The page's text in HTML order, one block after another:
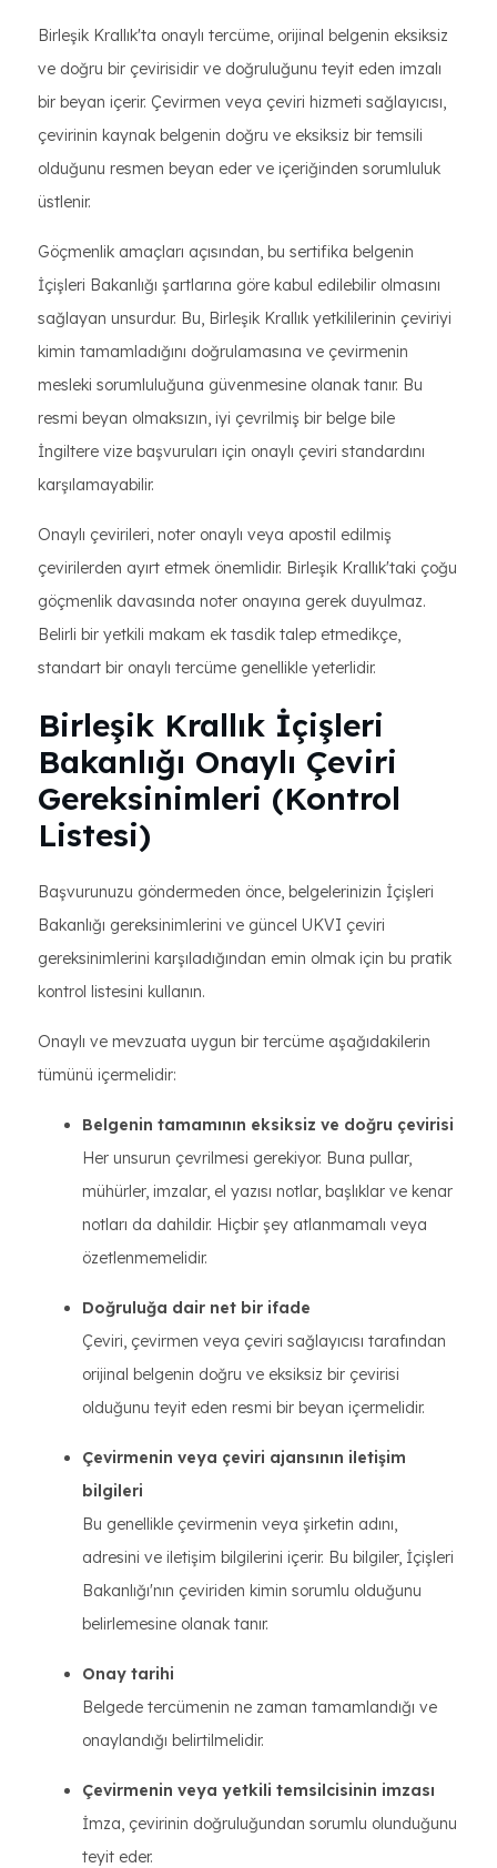
Birleşik Krallık'ta onaylı tercüme, orijinal belgenin eksiksiz
ve doğru bir çevirisidir ve doğruluğunu teyit eden imzalı
bir beyan içerir. Çevirmen veya çeviri hizmeti sağlayıcısı,
çevirinin kaynak belgenin doğru ve eksiksiz bir temsili
olduğunu resmen beyan eder ve içeriğinden sorumluluk
üstlenir.
Göçmenlik amaçları açısından, bu sertifika belgenin
İçişleri Bakanlığı şartlarına göre kabul edilebilir olmasını
sağlayan unsurdur. Bu, Birleşik Krallık yetkililerinin çeviriyi
kimin tamamladığını doğrulamasına ve çevirmenin
mesleki sorumluluğuna güvenmesine olanak tanır. Bu
resmi beyan olmaksızın, iyi çevrilmiş bir belge bile
İngiltere vize başvuruları için onaylı çeviri standardını
karşılamayabilir.
Onaylı çevirileri, noter onaylı veya apostil edilmiş
çevirilerden ayırt etmek önemlidir. Birleşik Krallık'taki çoğu
göçmenlik davasında noter onayına gerek duyulmaz.
Belirli bir yetkili makam ek tasdik talep etmedikçe,
standart bir onaylı tercüme genellikle yeterlidir.
Birleşik Krallık İçişleri
Bakanlığı Onaylı Çeviri
Gereksinimleri (Kontrol
Listesi)
Başvurunuzu göndermeden önce, belgelerinizin İçişleri
Bakanlığı gereksinimlerini ve güncel UKVI çeviri
gereksinimlerini karşıladığından emin olmak için bu pratik
kontrol listesini kullanın.
Onaylı ve mevzuata uygun bir tercüme aşağıdakilerin
tümünü içermelidir:
Belgenin tamamının eksiksiz ve doğru çevirisi
Her unsurun çevrilmesi gerekiyor. Buna pullar,
mühürler, imzalar, el yazısı notlar, başlıklar ve kenar
notları da dahildir. Hiçbir şey atlanmamalı veya
özetlenmemelidir.
Doğruluğa dair net bir ifade
Çeviri, çevirmen veya çeviri sağlayıcısı tarafından
orijinal belgenin doğru ve eksiksiz bir çevirisi
olduğunu teyit eden resmi bir beyan içermelidir.
Çevirmenin veya çeviri ajansının iletişim
bilgileri
Bu genellikle çevirmenin veya şirketin adını,
adresini ve iletişim bilgilerini içerir. Bu bilgiler, İçişleri
Bakanlığı'nın çeviriden kimin sorumlu olduğunu
belirlemesine olanak tanır.
Onay tarihi
Belgede tercümenin ne zaman tamamlandığı ve
onaylandığı belirtilmelidir.
Çevirmenin veya yetkili temsilcisinin imzası
İmza, çevirinin doğruluğundan sorumlu olunduğunu
teyit eder.